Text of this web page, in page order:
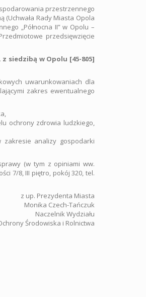
przestrzennego
(Uchwała Rady Miasta Opola
„Północna II” w Opolu –
przedsięwzięcie
siedzibą w Opolu [45-805]
uwarunkowaniach dla
zakres ewentualnego
ochrony zdrowia ludzkiego,
zakresie analizy gospodarki
(w tym z opiniami ww.
7/8, III piętro, pokój 320, tel.
z up. Prezydenta Miasta
Monika Czech-Tańczuk
Naczelnik Wydziału
Środowiska i Rolnictwa